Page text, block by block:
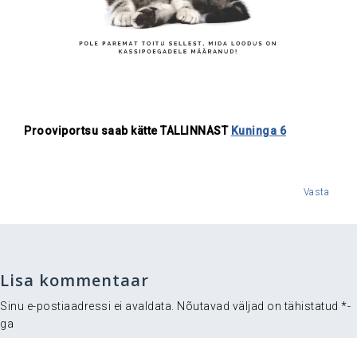
Prooviportsu saab kätte TALLINNAST Kuninga 6
Vasta
Lisa kommentaar
Sinu e-postiaadressi ei avaldata. Nõutavad väljad on tähistatud *-
ga